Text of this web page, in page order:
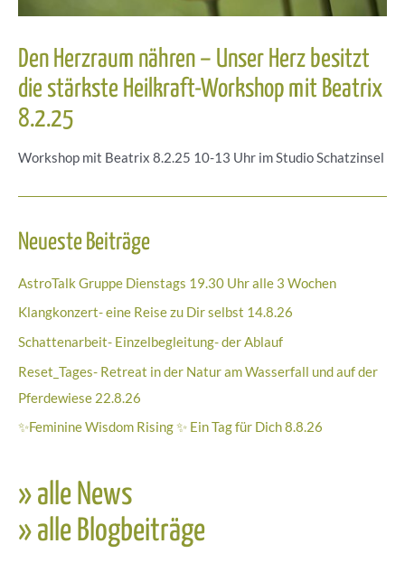
Den Herzraum nähren – Unser Herz besitzt
die stärkste Heilkraft-Workshop mit Beatrix
8.2.25
Workshop mit Beatrix 8.2.25 10-13 Uhr im Studio Schatzinsel
Neueste Beiträge
AstroTalk Gruppe Dienstags 19.30 Uhr alle 3 Wochen
Klangkonzert- eine Reise zu Dir selbst 14.8.26
Schattenarbeit- Einzelbegleitung- der Ablauf
Reset_Tages- Retreat in der Natur am Wasserfall und auf der
Pferdewiese 22.8.26
✨Feminine Wisdom Rising ✨ Ein Tag für Dich 8.8.26
» alle News
» alle Blogbeiträge